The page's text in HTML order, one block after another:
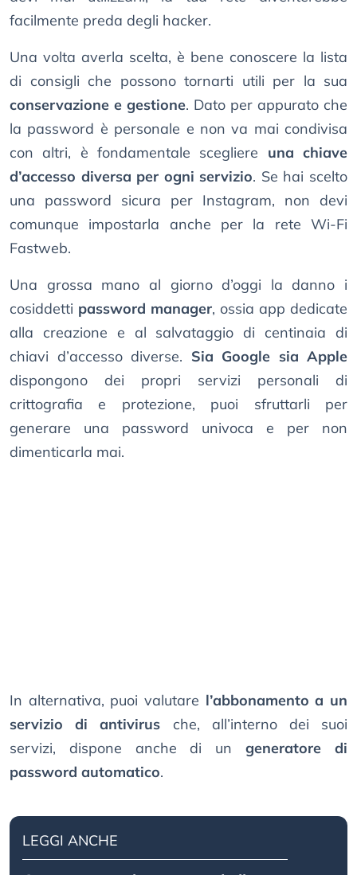
facilmente preda degli hacker.
Una volta averla scelta, è bene conoscere la lista
di consigli che possono tornarti utili per la sua
conservazione e gestione. Dato per appurato che
la password è personale e non va mai condivisa
con altri, è fondamentale scegliere una chiave
d’accesso diversa per ogni servizio. Se hai scelto
una password sicura per Instagram, non devi
comunque impostarla anche per la rete Wi-Fi
Fastweb.
Una grossa mano al giorno d’oggi la danno i
cosiddetti password manager, ossia app dedicate
alla creazione e al salvataggio di centinaia di
chiavi d’accesso diverse. Sia Google sia Apple
dispongono dei propri servizi personali di
crittografia e protezione, puoi sfruttarli per
generare una password univoca e per non
dimenticarla mai.
In alternativa, puoi valutare l’abbonamento a un
servizio di antivirus che, all’interno dei suoi
servizi, dispone anche di ungeneratore di
password automatico.
LEGGI ANCHE